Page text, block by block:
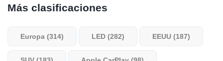
Más clasificaciones
Europa (314) LED (282) EEUU (187)